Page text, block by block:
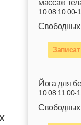
массаж
10.08 10:00-
Свободных
Йога для
10.08 11:00-
Свободных